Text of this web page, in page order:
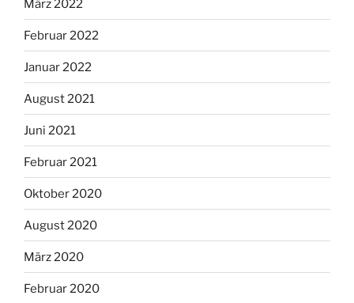
März 2022
Februar 2022
Januar 2022
August 2021
Juni 2021
Februar 2021
Oktober 2020
August 2020
März 2020
Februar 2020